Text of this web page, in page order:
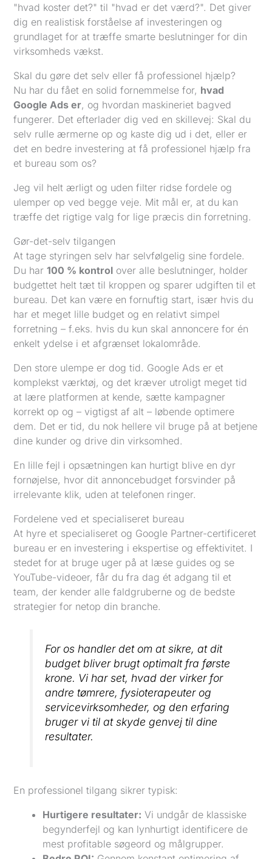
"hvad koster det?" til "hvad er det værd?". Det giver
dig en realistisk forståelse af investeringen og
grundlaget for at træffe smarte beslutninger for din
virksomheds vækst.
Skal du gøre det selv eller få professionel hjælp?
Nu har du fået en solid fornemmelse for, hvad
Google Ads er, og hvordan maskineriet bagved
fungerer. Det efterlader dig ved en skillevej: Skal du
selv rulle ærmerne op og kaste dig ud i det, eller er
det en bedre investering at få professionel hjælp fra
et bureau som os?
Jeg vil helt ærligt og uden filter ridse fordele og
ulemper op ved begge veje. Mit mål er, at du kan
træffe det rigtige valg for lige præcis din forretning.
Gør-det-selv tilgangen
At tage styringen selv har selvfølgelig sine fordele.
Du har100 % kontrol over alle beslutninger, holder
budgettet helt tæt til kroppen og sparer udgiften til et
bureau. Det kan være en fornuftig start, især hvis du
har et meget lille budget og en relativt simpel
forretning – f.eks. hvis du kun skal annoncere for én
enkelt ydelse i et afgrænset lokalområde.
Den store ulempe er dog tid. Google Ads er et
komplekst værktøj, og det kræver utroligt meget tid
at lære platformen at kende, sætte kampagner
korrekt op og – vigtigst af alt – løbende optimere
dem. Det er tid, du nok hellere vil bruge på at betjene
dine kunder og drive din virksomhed.
En lille fejl i opsætningen kan hurtigt blive en dyr
fornøjelse, hvor dit annoncebudget forsvinder på
irrelevante klik, uden at telefonen ringer.
Fordelene ved et specialiseret bureau
At hyre et specialiseret og Google Partner-certificeret
bureau er en investering i ekspertise og effektivitet. I
stedet for at bruge uger på at læse guides og se
YouTube-videoer, får du fra dag ét adgang til et
team, der kender alle faldgruberne og de bedste
strategier for netop din branche.
For os handler det om at sikre, at dit
budget bliver brugt optimalt fra første
krone. Vi har set, hvad der virker for
andre tømrere, fysioterapeuter og
servicevirksomheder, og den erfaring
bruger vi til at skyde genvej til dine
resultater.
En professionel tilgang sikrer typisk:
Hurtigere resultater: Vi undgår de klassiske
begynderfejl og kan lynhurtigt identificere de
mest profitable søgeord og målgrupper.